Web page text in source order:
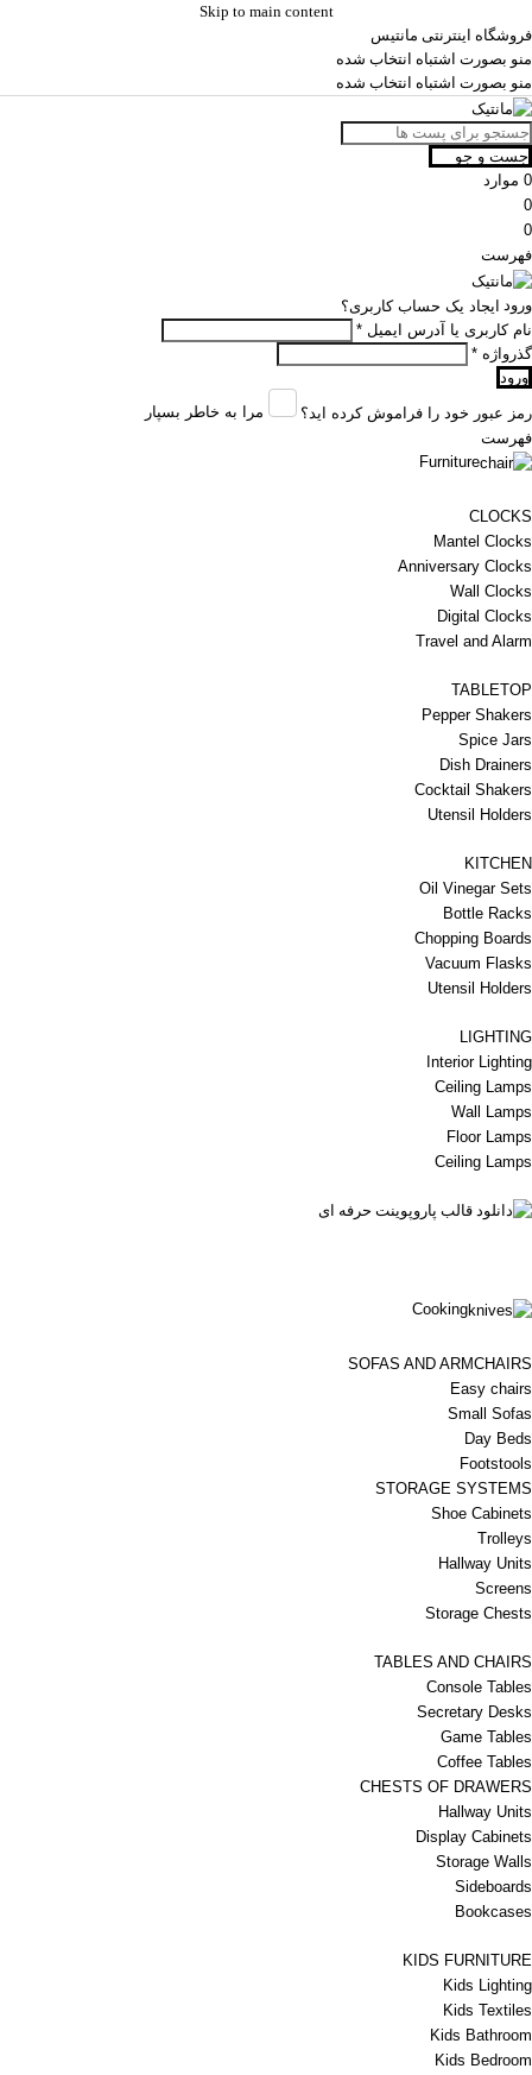
Skip to main content
فروشگاه اینترنتی مانتیس
منو بصورت اشتباه انتخاب شده
منو بصورت اشتباه انتخاب شده
جست و جو
0 موارد
0
0
فهرست
ورود ایجاد یک حساب کاربری؟
نام کاربری یا آدرس ایمیل *
گذرواژه *
ورود
رمز عبور خود را فراموش کرده اید؟
مرا به خاطر بسپار
فهرست
Furniture
CLOCKS
Mantel Clocks
Anniversary Clocks
Wall Clocks
Digital Clocks
Travel and Alarm
TABLETOP
Pepper Shakers
Spice Jars
Dish Drainers
Сocktail Shakers
Utensil Holders
KITCHEN
Oil Vinegar Sets
Bottle Racks
Chopping Boards
Vacuum Flasks
Utensil Holders
LIGHTING
Interior Lighting
Ceiling Lamps
Wall Lamps
Floor Lamps
Ceiling Lamps
Cooking
SOFAS AND ARMCHAIRS
Easy chairs
Small Sofas
Day Beds
Footstools
STORAGE SYSTEMS
Shoe Cabinets
Trolleys
Hallway Units
Screens
Storage Chests
TABLES AND CHAIRS
Console Tables
Secretary Desks
Game Tables
Coffee Tables
CHESTS OF DRAWERS
Hallway Units
Display Cabinets
Storage Walls
Sideboards
Bookcases
KIDS FURNITURE
Kids Lighting
Kids Textiles
Kids Bathroom
Kids Bedroom